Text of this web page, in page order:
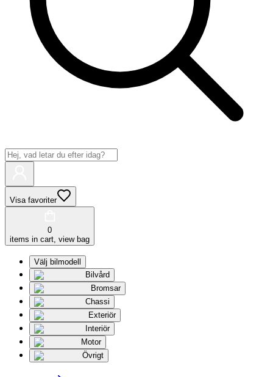
Visa favoriter
0
items in cart, view bag
Välj bilmodell
Bilvård
Bromsar
Chassi
Exteriör
Interiör
Motor
Övrigt